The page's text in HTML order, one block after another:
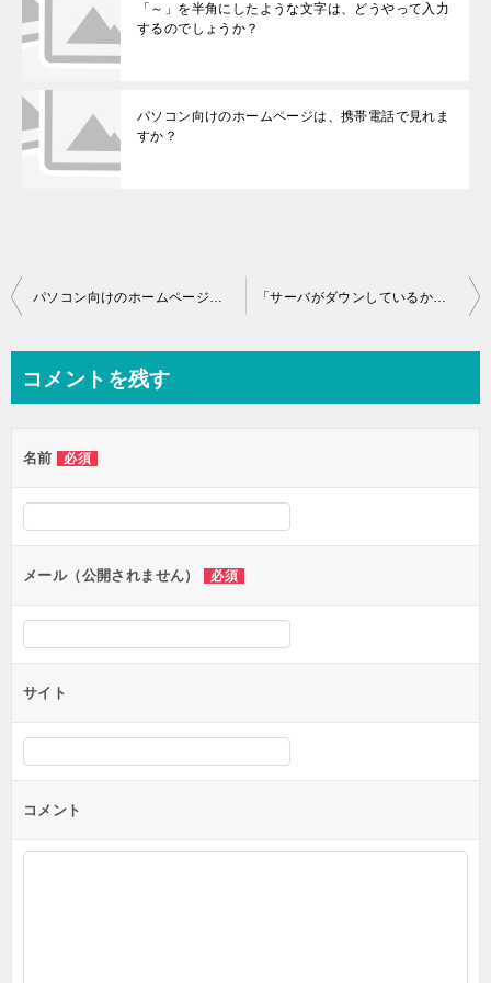
「～」を半角にしたような文字は、どうやって入力
するのでしょうか？
パソコン向けのホームページは、携帯電話で見れま
すか？
投稿ナビゲーション パソコン向けのホームページは、携帯電話で見れますか？ 「サーバがダウンしているか応答がありません」とはどういう意味ですか？
コメントを残す
名前 必須
メール（公開されません） 必須
サイト
コメント